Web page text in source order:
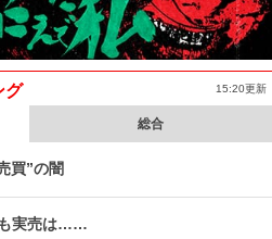
グ 15:20更新
総合
買”の闇
も実売は……